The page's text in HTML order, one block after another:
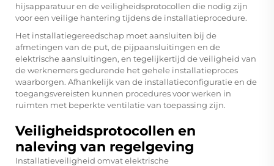
hijsapparatuur en de veiligheidsprotocollen die nodig zijn
voor een veilige hantering tijdens de installatieprocedure.
Het installatiegereedschap moet aansluiten bij de
afmetingen van de put, de pijpaansluitingen en de
elektrische aansluitingen, en tegelijkertijd de veiligheid van
de werknemers gedurende het gehele installatieproces
waarborgen. Afhankelijk van de installatieconfiguratie en de
toegangsvereisten kunnen procedures voor werken in
ruimten met beperkte ventilatie van toepassing zijn.
Veiligheidsprotocollen en
naleving van regelgeving
Installatieveiligheid omvat elektrische